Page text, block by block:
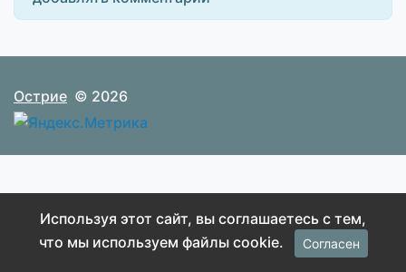
Острие © 2026
Используя этот сайт, вы соглашаетесь с тем,
что мы используем файлы cookie.
Согласен